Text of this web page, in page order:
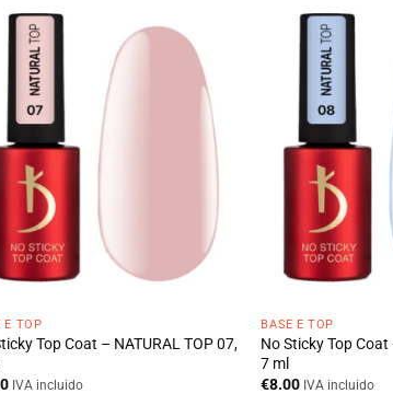
E TOP
Top Coat – NATURAL TOP 07,
IVA incluido
BASE E TOP
No Sticky Top Coat
7 ml
€8.00 IVA incluido